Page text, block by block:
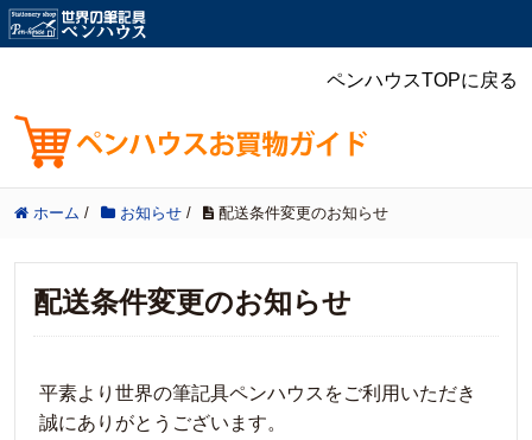
ペンハウスTOPに戻る
ホーム / お知らせ / 配送条件変更のお知らせ
配送条件変更のお知らせ
平素より世界の筆記具ペンハウスをご利用いただき
誠にありがとうございます。